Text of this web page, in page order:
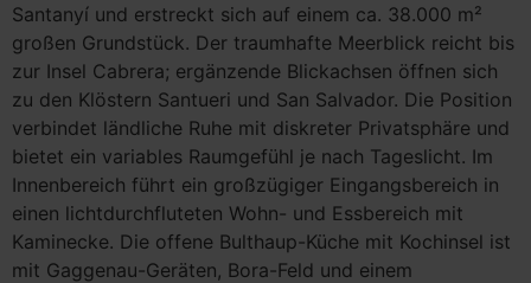
Santanyí und erstreckt sich auf einem ca. 38.000 m²
großen Grundstück. Der traumhafte Meerblick reicht bis
zur Insel Cabrera; ergänzende Blickachsen öffnen sich
zu den Klöstern Santueri und San Salvador. Die Position
verbindet ländliche Ruhe mit diskreter Privatsphäre und
bietet ein variables Raumgefühl je nach Tageslicht. Im
Innenbereich führt ein großzügiger Eingangsbereich in
einen lichtdurchfluteten Wohn- und Essbereich mit
Kaminecke. Die offene Bulthaup-Küche mit Kochinsel ist
mit Gaggenau-Geräten, Bora-Feld und einem